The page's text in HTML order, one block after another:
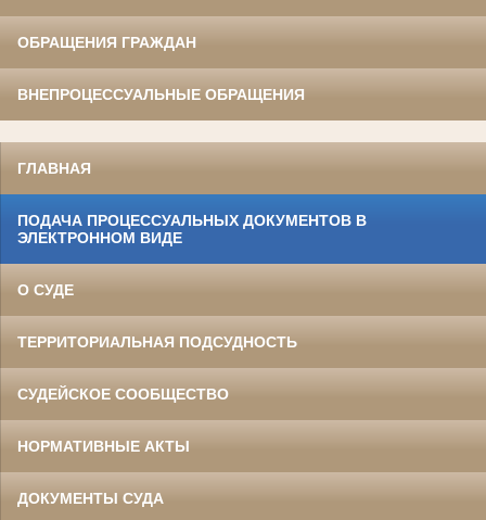
ОБРАЩЕНИЯ ГРАЖДАН
ВНЕПРОЦЕССУАЛЬНЫЕ ОБРАЩЕНИЯ
ГЛАВНАЯ
ПОДАЧА ПРОЦЕССУАЛЬНЫХ ДОКУМЕНТОВ В
ЭЛЕКТРОННОМ ВИДЕ
О СУДЕ
ТЕРРИТОРИАЛЬНАЯ ПОДСУДНОСТЬ
СУДЕЙСКОЕ СООБЩЕСТВО
НОРМАТИВНЫЕ АКТЫ
ДОКУМЕНТЫ СУДА